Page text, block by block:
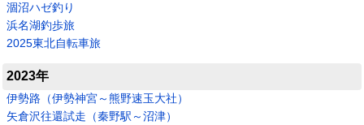
涸沼ハゼ釣り
浜名湖釣歩旅
2025東北自転車旅
2023年
伊勢路（伊勢神宮～熊野速玉大社）
矢倉沢往還試走（秦野駅～沼津）